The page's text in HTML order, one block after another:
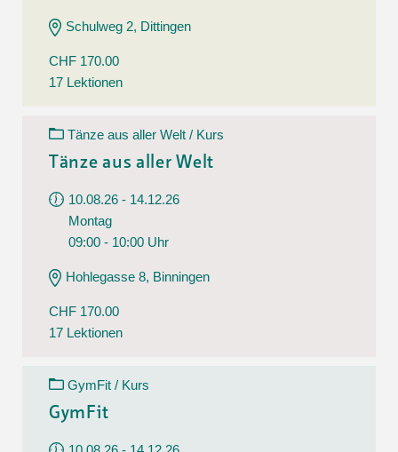
Schulweg 2, Dittingen
CHF 170.00
17 Lektionen
Tänze aus aller Welt / Kurs
Tänze aus aller Welt
10.08.26 - 14.12.26
Montag
09:00 - 10:00 Uhr
Hohlegasse 8, Binningen
CHF 170.00
17 Lektionen
GymFit / Kurs
GymFit